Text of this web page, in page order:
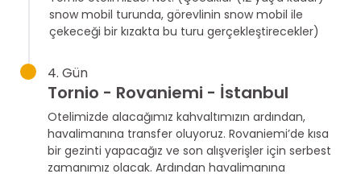
snow mobil turunda, görevlinin snow mobil ile
çekeceği bir kızakta bu turu gerçekleştirecekler)
4. Gün
Tornio - Rovaniemi - İstanbul
Otelimizde alacağımız kahvaltımızın ardından,
havalimanına transfer oluyoruz. Rovaniemi’de kısa
bir gezinti yapacağız ve son alışverişler için serbest
zamanımız olacak. Ardından havalimanına